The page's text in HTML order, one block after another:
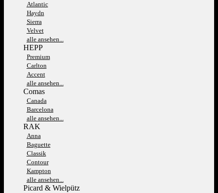
Atlantic
Haydn
Sierra
Velvet
alle ansehen...
HEPP
Premium
Carlton
Accent
alle ansehen...
Comas
Canada
Barcelona
alle ansehen...
RAK
Anna
Baguette
Classik
Contour
Kampton
alle ansehen...
Picard & Wielpütz